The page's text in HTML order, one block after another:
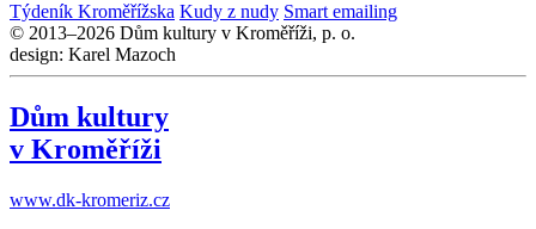
Týdeník Kroměřížska Kudy z nudy Smart emailing
© 2013–2026 Dům kultury v Kroměříži, p. o.
design: Karel Mazoch
Dům kultury
v Kroměříži
www.dk-kromeriz.cz